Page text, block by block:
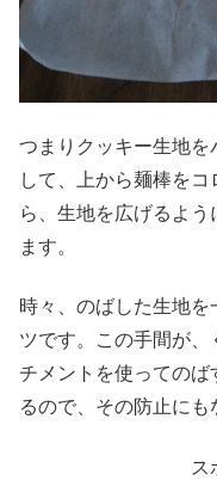
つまりクッキー生地を
して、上から麺棒を
ら、生地を広げるよ
ます。
時々、のばした生地を
ツです。この手間が
チメントを使っての
るので、その防止にも
ス